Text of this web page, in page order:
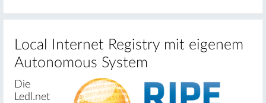
Local Internet Registry mit eigenem
Autonomous System
Die
Ledl.net